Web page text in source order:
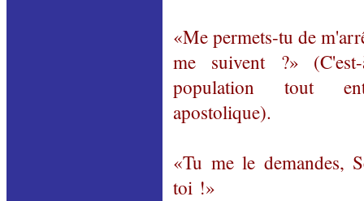
«Me permets-tu de
me suivent ?»
population tout
apostolique).
«Tu me le demandes,
toi !»